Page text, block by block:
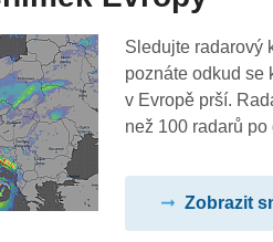
Sledujte radarový
poznáte odkud se
v Evropě prší.
než 100 radarů po
Zobrazit